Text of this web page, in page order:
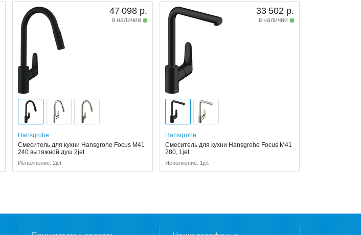
47 098 р.
в наличии
Hansgrohe
Смеситель для кухни Hansgrohe Focus M41
240 вытяжной душ 2jet
Исполнение: 2jet
33 502 р.
в наличии
Hansgrohe
Смеситель для кухни Hansgrohe Focus M41
280, 1jet
Исполнение: 1jet